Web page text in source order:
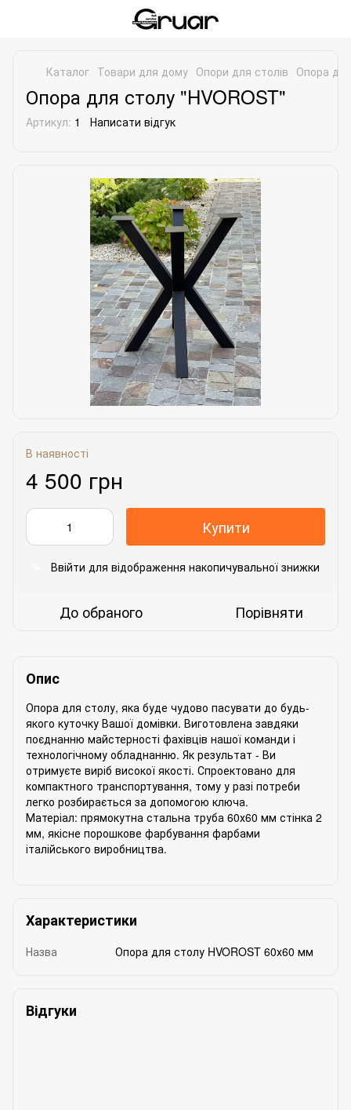
Каталог Товари для дому Опори для столів Опора
Опора для столу "HVOROST"
Артикул: 1 Написати відгук
В наявності
4 500 грн
Купити
Ввійти для відображення накопичувальної знижки
До обраного Порівняти
Опис
Опора для столу, яка буде чудово пасувати до будь-
якого куточку Вашої домівки. Виготовлена завдяки
поєднанню майстерності фахівців нашої команди і
технологічному обладнанню. Як результат - Ви
отримуєте виріб високої якості. Спроектовано для
компактного транспортування, тому у разі потреби
легко розбирається за допомогою ключа.
Матеріал: прямокутна стальна труба 60х60 мм стінка 2
мм, якісне порошкове фарбування фарбами
італійського виробництва.
Характеристики
Назва Опора для столу HVOROST 60х60 мм
Відгуки